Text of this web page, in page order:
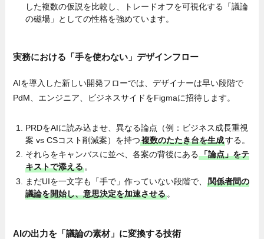
した複数の仮説を比較し、トレードオフを可視化する「議論
の磁場」としての性格を強めています。
実務における「手を使わない」デザインフロー
AIを導入した新しい開発フローでは、デザイナーは早い段階で
PdM、エンジニア、ビジネスサイドをFigmaに招待します。
PRDをAIに読み込ませ、異なる論点（例：ビジネス成長重視
案 vs CSコスト削減案）を持つ複数のたたき台を生成する。
それらをキャンバスに並べ、各案の背後にある「論点」をテ
キストで添える。
まだUIを一文字も「手で」作っていない段階で、関係者間の
議論を開始し、意思決定を加速させる 。
AIの出力を「議論の素材」に変換する技術